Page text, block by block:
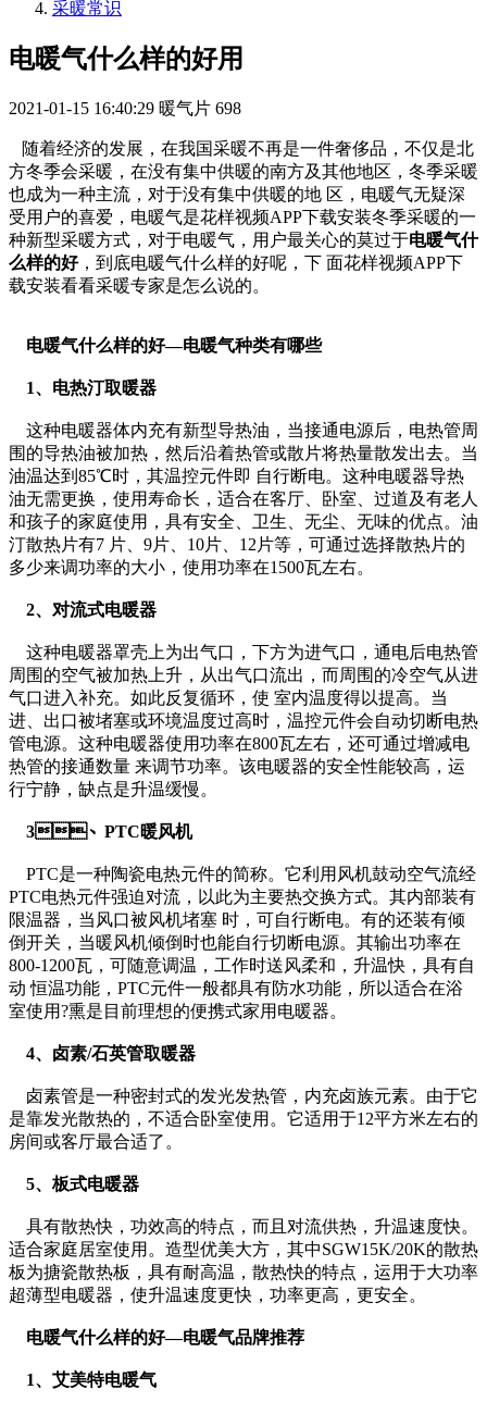
采暖常识
电暖气什么样的好用
2021-01-15 16:40:29 暖气片 698
随着经济的发展，在我国采暖不再是一件奢侈品，不仅是北
方冬季会采暖，在没有集中供暖的南方及其他地区，冬季采暖
也成为一种主流，对于没有集中供暖的地 区，电暖气无疑深
受用户的喜爱，电暖气是花样视频APP下载安装冬季采暖的一
种新型采暖方式，对于电暖气，用户最关心的莫过于电暖气什
么样的好，到底电暖气什么样的好呢，下 面花样视频APP下
载安装看看采暖专家是怎么说的。
电暖气什么样的好—电暖气种类有哪些
1、电热汀取暖器
这种电暖器体内充有新型导热油，当接通电源后，电热管周
围的导热油被加热，然后沿着热管或散片将热量散发出去。当
油温达到85℃时，其温控元件即 自行断电。这种电暖器导热
油无需更换，使用寿命长，适合在客厅、卧室、过道及有老人
和孩子的家庭使用，具有安全、卫生、无尘、无味的优点。油
汀散热片有7 片、9片、10片、12片等，可通过选择散热片的
多少来调功率的大小，使用功率在1500瓦左右。
2、对流式电暖器
这种电暖器罩壳上为出气口，下方为进气口，通电后电热管
周围的空气被加热上升，从出气口流出，而周围的冷空气从进
气口进入补充。如此反复循环，使 室内温度得以提高。当
进、出口被堵塞或环境温度过高时，温控元件会自动切断电热
管电源。这种电暖器使用功率在800瓦左右，还可通过增减电
热管的接通数量 来调节功率。该电暖器的安全性能较高，运
行宁静，缺点是升温缓慢。
3、PTC暖风机
PTC是一种陶瓷电热元件的简称。它利用风机鼓动空气流经
PTC电热元件强迫对流，以此为主要热交换方式。其内部装有
限温器，当风口被风机堵塞 时，可自行断电。有的还装有倾
倒开关，当暖风机倾倒时也能自行切断电源。其输出功率在
800-1200瓦，可随意调温，工作时送风柔和，升温快，具有自
动 恒温功能，PTC元件一般都具有防水功能，所以适合在浴
室使用?熏是目前理想的便携式家用电暖器。
4、卤素/石英管取暖器
卤素管是一种密封式的发光发热管，内充卤族元素。由于它
是靠发光散热的，不适合卧室使用。它适用于12平方米左右的
房间或客厅最合适了。
5、板式电暖器
具有散热快，功效高的特点，而且对流供热，升温速度快。
适合家庭居室使用。造型优美大方，其中SGW15K/20K的散热
板为搪瓷散热板，具有耐高温，散热快的特点，运用于大功率
超薄型电暖器，使升温速度更快，功率更高，更安全。
电暖气什么样的好—电暖气品牌推荐
1、艾美特电暖气